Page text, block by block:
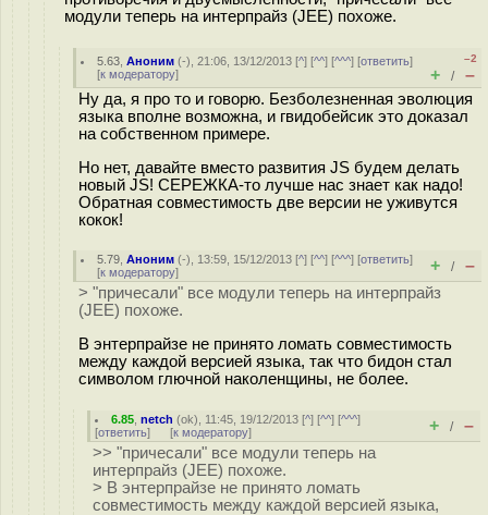
модули теперь на интерпрайз (JEE) похоже.
5.63 ,Аноним (-), 21:06, 13/12/2013 [^] [^^] [^^^] [ответить]
[к модератору]
–2
+ / –
Ну да, я про то и говорю. Безболезненная эволюция
языка вполне возможна, и гвидобейсик это доказал
на собственном примере.
Но нет, давайте вместо развития JS будем делать
новый JS! СЕРЕЖКА-то лучше нас знает как надо!
Обратная совместимость две версии не уживутся
кокок!
5.79 ,Аноним (-), 13:59, 15/12/2013 [^] [^^] [^^^] [ответить]
[к модератору] + / –
> "причесали" все модули теперь на интерпрайз
(JEE) похоже.
В энтерпрайзе не принято ломать совместимость
между каждой версией языка, так что бидон стал
символом глючной наколенщины, не более.
6.85 ,netch (ok), 11:45, 19/12/2013 [^] [^^] [^^^]
[ответить] [к модератору] + / –
>> "причесали" все модули теперь на
интерпрайз (JEE) похоже.
> В энтерпрайзе не принято ломать
совместимость между каждой версией языка,